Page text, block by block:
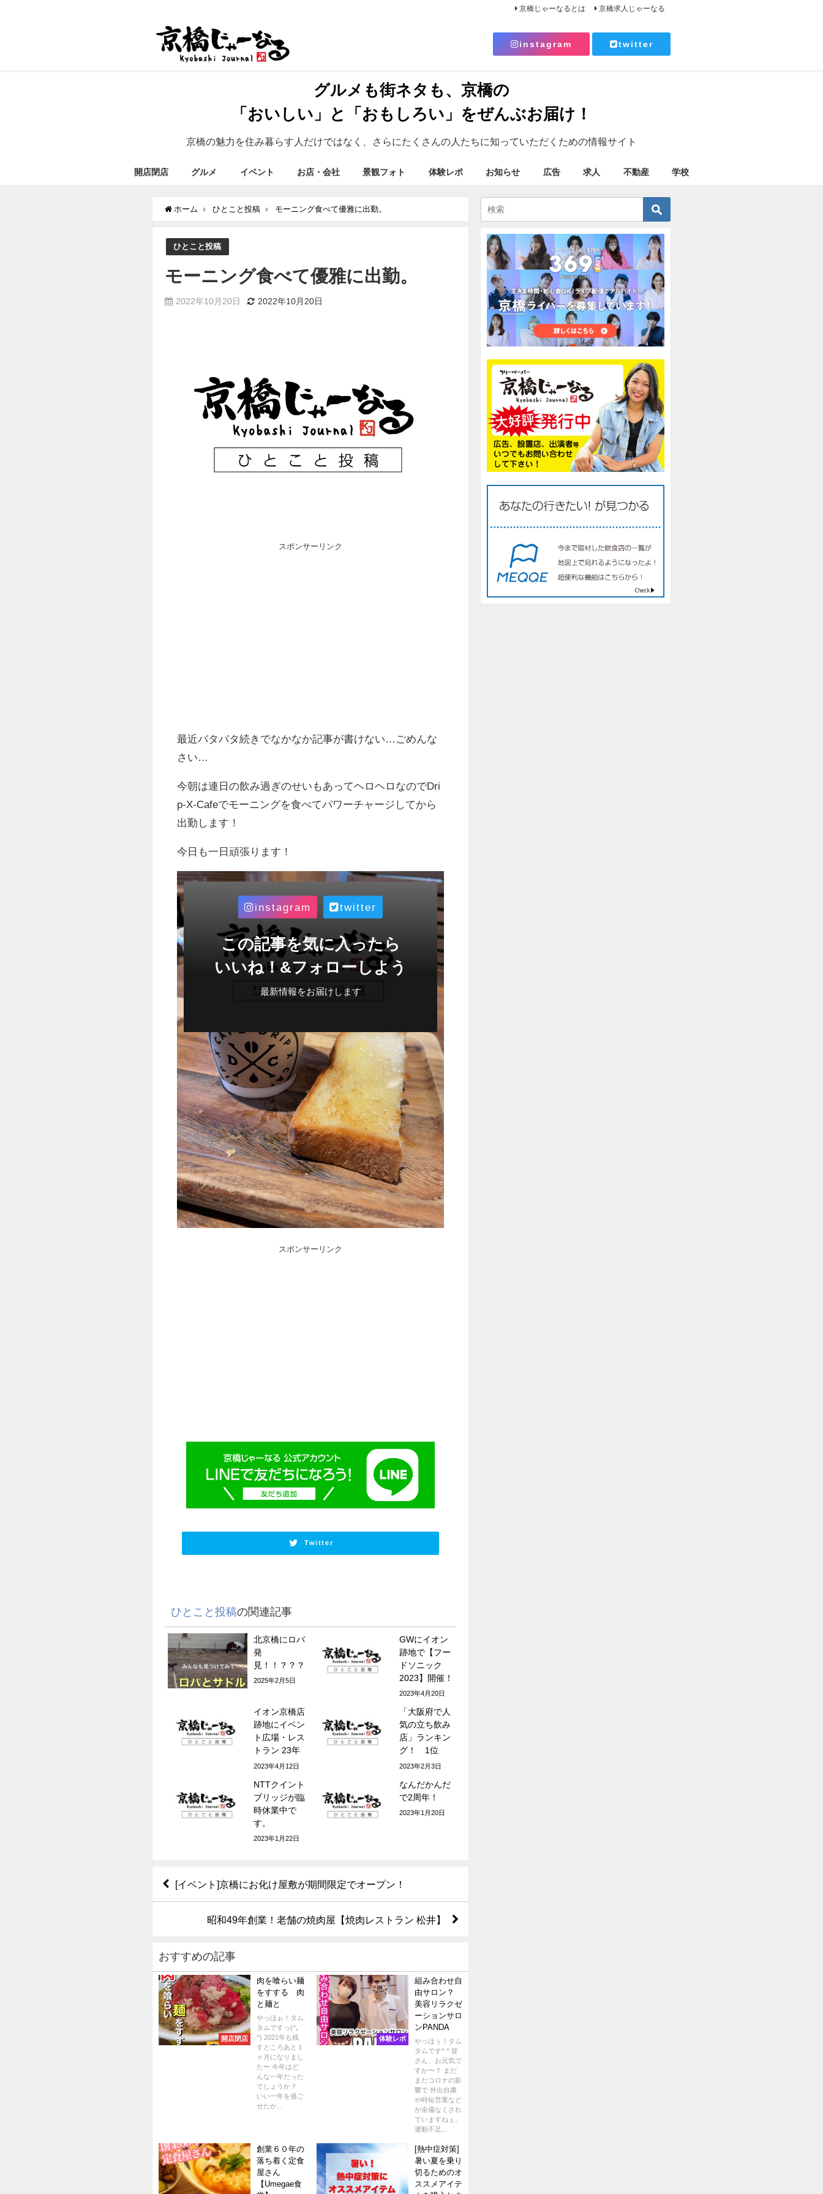
京橋じゃーなるとは 京橋求人じゃーなる
instagram twitter
グルメも街ネタも、京橋の
「おいしい」と「おもしろい」をぜんぶお届け！
京橋の魅力を住み暮らす人だけではなく、さらにたくさんの人たちに知っていただくための情報サイト
開店閉店 グルメ イベント お店・会社 景観フォト 体験レポ お知らせ 広告 求人 不動産 学校
ホーム ひとこと投稿 モーニング食べて優雅に出勤。
ひとこと投稿
モーニング食べて優雅に出勤。
2022年10月20日 2022年10月20日
スポンサーリンク
最近バタバタ続きでなかなか記事が書けない…ごめんな
さい…
今朝は連日の飲み過ぎのせいもあってヘロヘロなのでDri
p-X-Cafeでモーニングを食べてパワーチャージしてから
出勤します！
今日も一日頑張ります！
instagram twitter
この記事を気に入ったら
いいね！&フォローしよう
最新情報をお届けします
スポンサーリンク
Twitter
ひとこと投稿の関連記事
北京橋にロバ
発
見！！？？？
2025年2月5日
GWにイオン
跡地で【フー
ドソニック
2023】開催！
2023年4月20日
イオン京橋店
跡地にイベン
ト広場・レス
トラン 23年
夏開業
2023年4月12日
「大阪府で人
気の立ち飲み
店」ランキン
グ！ 1位
は？
2023年2月3日
NTTクイント
ブリッジが臨
時休業中で
す。
2023年1月22日
なんだかんだ
で2周年！
2023年1月20日
[イベント]京橋にお化け屋敷が期間限定でオープン！
昭和49年創業！老舗の焼肉屋【焼肉レストラン 松井】
おすすめの記事
開店閉店
肉を喰らい麺
をすする 肉
と麺と
やっほぉ！タム
タムですっ(^｡
^) 2021年も残
すところあと１
ヶ月になりまし
た〜 今年はど
んな一年だった
でしょうか？
いい一年を過ご
せたか...
体験レポ
組み合わせ自
由サロン？
美容リラクゼ
ーションサロ
ンPANDA
やっほぅ！タム
タムです^ ^ 皆
さん、お元気で
すか〜？ まだ
まだコロナの影
響で 外出自粛
や時短営業など
が余儀なくされ
ていますねぇ。
運動不足...
創業６０年の
落ち着く定食
屋さん
【Umegae食
[熱中症対策]
暑い夏を乗り
切るためのオ
ススメアイテ